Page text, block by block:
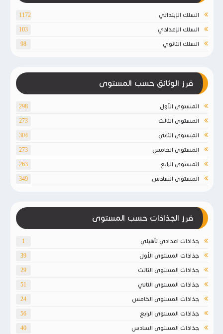
السلك الإبتدائي 1172
السلك الإعدادي 103
السلك الثانوي 98
فرز الوثائق حسب المستوى
المستوى الأول 298
المستوى الثالث 273
المستوى الثاني 304
المستوى الخامس 273
المستوى الرابع 263
المستوى السادس 349
فرز الجذاذات حسب المستوى
جذاذات اعدادي تأهيلي 1
جذاذات المستوى الأول 39
جذاذات المستوى الثالث 29
جذاذات المستوى الثاني 51
جذاذات المستوى الخامس 24
جذاذات المستوى الرابع 56
جذاذات المستوى السادس 40